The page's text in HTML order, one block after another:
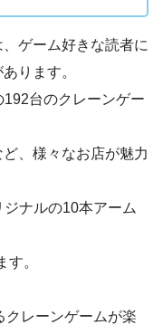
ゲーム好きな読者に
ります。
台のクレーンゲー
、様々なお店が魅力
ナルの10本アーム
。
クレーンゲームが楽